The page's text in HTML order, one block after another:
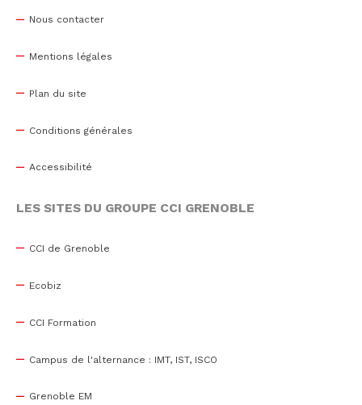
Nous contacter
Mentions légales
Plan du site
Conditions générales
Accessibilité
LES SITES DU GROUPE CCI GRENOBLE
CCI de Grenoble
Ecobiz
CCI Formation
Campus de l'alternance : IMT, IST, ISCO
Grenoble EM